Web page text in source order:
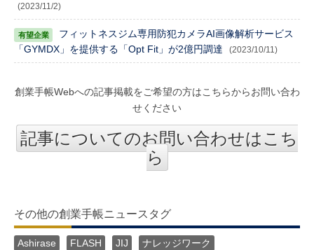
(2023/11/2)
フィットネスジム専用防犯カメラAI画像解析サービス
「GYMDX」を提供する「Opt Fit」が2億円調達
(2023/10/11)
創業手帳Webへの記事掲載をご希望の方はこちらからお問い合わ
せください
記事についてのお問い合わせはこち
ら
その他の創業手帳ニュースタグ
Ashirase FLASH JIJ ナレッジワーク